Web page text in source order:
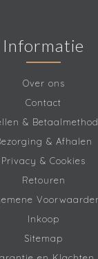
Informatie
Over ons
Contact
&
& Afhalen
Privacy & Cookies
Retouren
Inkoop
Sitemap